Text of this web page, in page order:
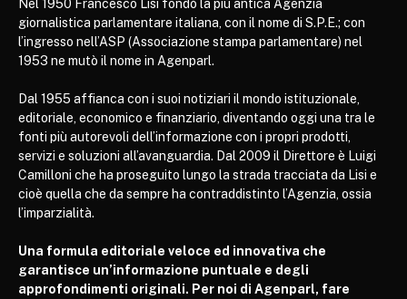
Nel 1950 Francesco Lisi fondò la più antica Agenzia
giornalistica parlamentare italiana, con il nome di S.P.E.; con
l’ingresso nell’ASP (Associazione stampa parlamentare) nel
1953 ne mutò il nome in Agenparl.
Dal 1955 affianca con i suoi notiziari il mondo istituzionale,
editoriale, economico e finanziario, diventando oggi una tra le
fonti più autorevoli dell’informazione con i propri prodotti,
servizi e soluzioni all’avanguardia. Dal 2009 il Direttore è Luigi
Camilloni che ha proseguito lungo la strada tracciata da Lisi e
cioè quella che da sempre ha contraddistinto l’Agenzia, ossia
l’imparzialità.
Una formula editoriale veloce ed innovativa che
garantisce un’informazione puntuale e degli
approfondimenti originali. Per noi di Agenparl, fare